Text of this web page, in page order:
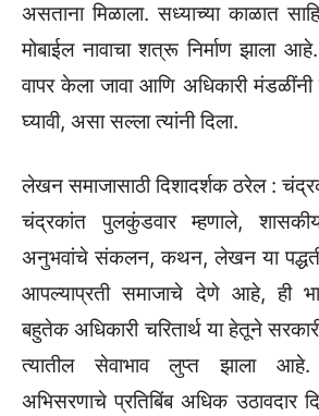
असताना मिळाला. सध्याच्या काळात
मोबाईल नावाचा शत्रू निर्माण झाला
वापर केला जावा आणि अधिकारी
घ्यावी, असा सल्ला त्यांनी दिला.
लेखन समाजासाठी दिशादर्शक ठरेल :
चंद्रकांत पुलकुंडवार म्हणाले,
अनुभवांचे संकलन, कथन, लेखन या
आपल्याप्रती समाजाचे देणे आहे, ही
बहुतेक अधिकारी चरितार्थ या हेतूने
त्यातील सेवाभाव लुप्त झाला आहे.
अभिसरणाचे प्रतिबिंब अधिक उठावदार